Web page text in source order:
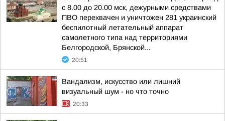
с 8.00 до 20.00 мск, дежурными средствами
ПВО перехвачен и уничтожен 281 украинский
беспилотный летательный аппарат
самолетного типа над территориями
Белгородской, Брянской...
20:51
Вандализм, искусство или лишний
визуальный шум - но что точно
20:33